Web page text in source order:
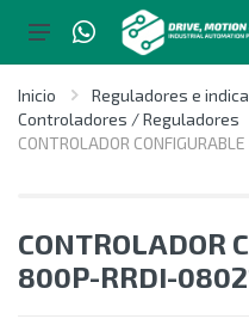
Inicio
Reguladores e
Controladores / Reguladores
CONTROLADOR
CONTROLADOR
800P-RRDI-